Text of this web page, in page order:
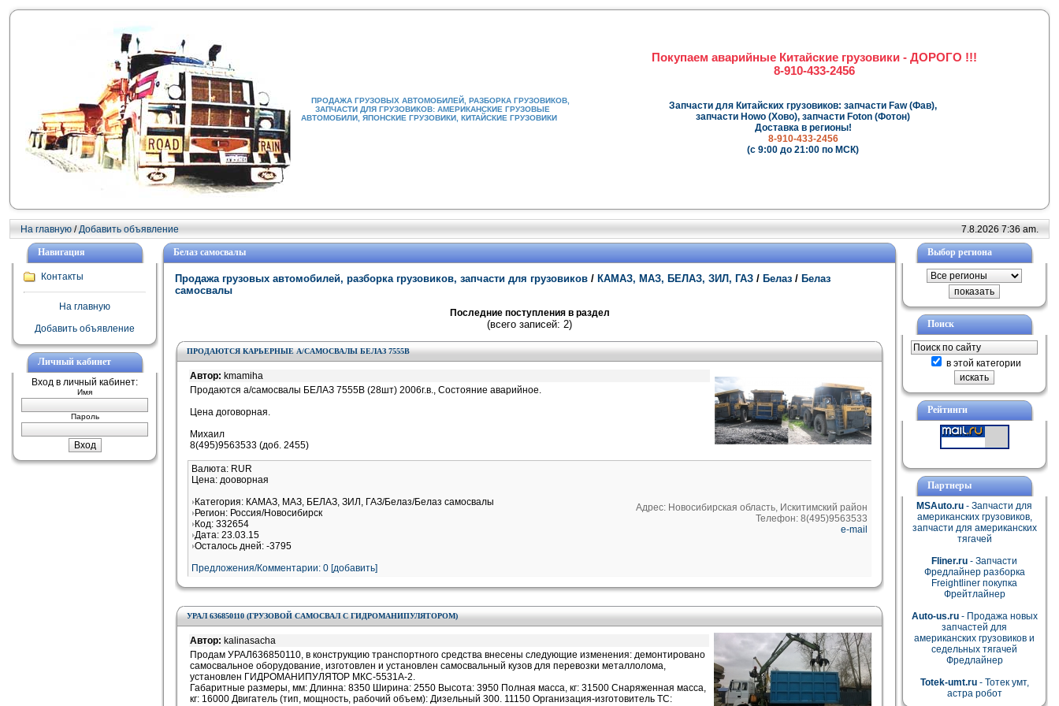
ПРОДАЖА ГРУЗОВЫХ АВТОМОБИЛЕЙ, РАЗБОРКА ГРУЗОВИКОВ,
ЗАПЧАСТИ ДЛЯ ГРУЗОВИКОВ: АМЕРИКАНСКИЕ ГРУЗОВЫЕ
АВТОМОБИЛИ, ЯПОНСКИЕ ГРУЗОВИКИ, КИТАЙСКИЕ ГРУЗОВИКИ
Покупаем аварийные Китайские грузовики - ДОРОГО !!!
8-910-433-2456
Запчасти для Китайских грузовиков: запчасти Faw (Фав),
запчасти Howo (Хово), запчасти Foton (Фотон)
Доставка в регионы!
8-910-433-2456
(с 9:00 до 21:00 по МСК)
На главную /Добавить объявление 7.8.2026 7:36 am.
Навигация
Контакты
На главную
Добавить объявление
Личный кабинет
Вход в личный кабинет:
Имя
Пароль
Белаз самосвалы
Продажа грузовых автомобилей, разборка грузовиков, запчасти для грузовиков / КАМАЗ, МАЗ, БЕЛАЗ, ЗИЛ, ГАЗ / Белаз / Белаз
самосвалы
Последние поступления в раздел
(всего записей: 2)
ПРОДАЮТСЯ КАРЬЕРНЫЕ А/САМОСВАЛЫ БЕЛАЗ 7555В
Автор: kmamiha
Продаются а/самосвалы БЕЛАЗ 7555В (28шт) 2006г.в., Состояние аварийное.
Цена договорная.
Михаил
8(495)9563533 (доб. 2455)
Валюта: RUR
Цена: дооворная
Категория: КАМАЗ, МАЗ, БЕЛАЗ, ЗИЛ, ГАЗ/Белаз/Белаз самосвалы
Регион: Россия/Новосибирск
Код: 332654
Дата: 23.03.15
Осталось дней: -3795
Предложения/Комментарии: 0 [добавить]
Адрес: Новосибирская область, Искитимский район
Телефон: 8(495)9563533
e-mail
УРАЛ 636850110 (ГРУЗОВОЙ САМОСВАЛ С ГИДРОМАНИПУЛЯТОРОМ)
Автор: kalinasacha
Продам УРАЛ636850110, в конструкцию транспортного средства внесены следующие изменения: демонтировано
самосвальное оборудование, изготовлен и установлен самосвальный кузов для перевозки металлолома,
установлен ГИДРОМАНИПУЛЯТОР МКС-5531А-2.
Габаритные размеры, мм: Длинна: 8350 Ширина: 2550 Высота: 3950 Полная масса, кг: 31500 Снаряженная масса,
кг: 16000 Двигатель (тип, мощность, рабочий объем): Дизельный 300. 11150 Организация-изготовитель ТС:
Выбор региона
Поиск
в этой категории
Рейтинги
Партнеры
MSAuto.ru - Запчасти для
американских грузовиков,
запчасти для американских
тягачей
Fliner.ru - Запчасти
Фредлайнер разборка
Freightliner покупка
Фрейтлайнер
Auto-us.ru- Продажа новых
запчастей для
американских грузовиков и
седельных тягачей
Фредлайнер
Totek-umt.ru- Тотек умт,
астра робот